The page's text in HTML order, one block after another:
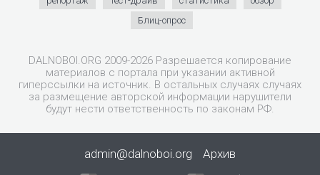
Блиц-опрос
DALNOBOI.ORG 2009-2026 Разрешается копирование
материалов с портала при указании активной
гиперссылки на источник. В остальных случаях случаях
за размещение авторской информации нарушители
будут нести ответственность по законам РФ.
admin@dalnoboi.org Архив